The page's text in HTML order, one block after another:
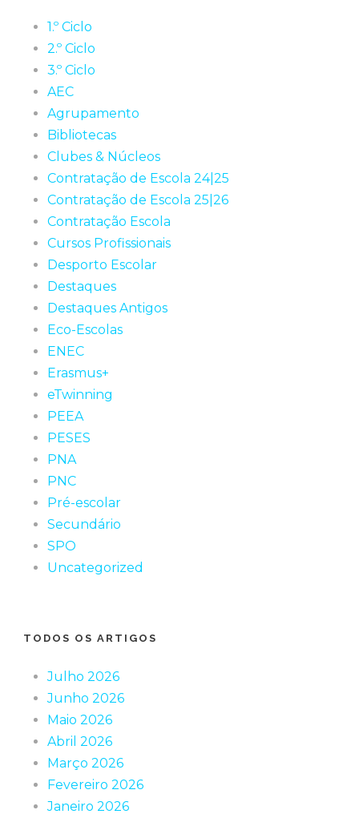
1.º Ciclo
2.º Ciclo
3.º Ciclo
AEC
Agrupamento
Bibliotecas
Clubes & Núcleos
Contratação de Escola 24|25
Contratação de Escola 25|26
Contratação Escola
Cursos Profissionais
Desporto Escolar
Destaques
Destaques Antigos
Eco-Escolas
ENEC
Erasmus+
eTwinning
PEEA
PESES
PNA
PNC
Pré-escolar
Secundário
SPO
Uncategorized
TODOS OS ARTIGOS
Julho 2026
Junho 2026
Maio 2026
Abril 2026
Março 2026
Fevereiro 2026
Janeiro 2026